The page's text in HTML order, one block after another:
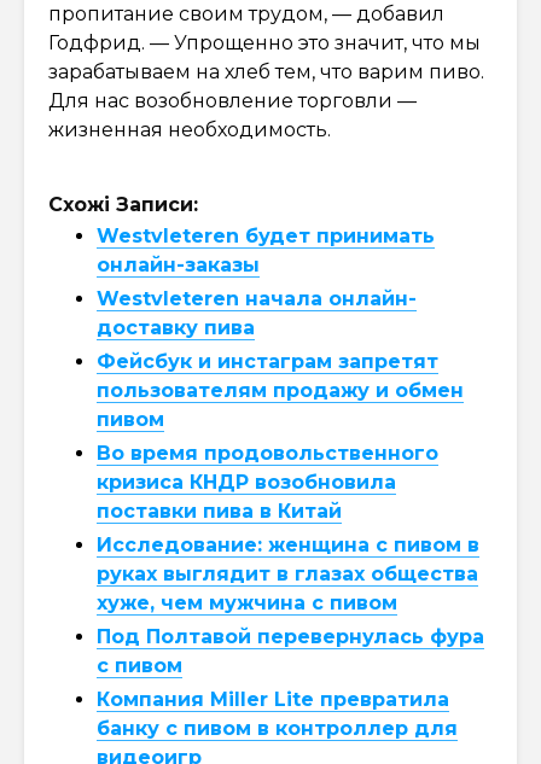
пропитание своим трудом, — добавил
Годфрид. — Упрощенно это значит, что мы
зарабатываем на хлеб тем, что варим пиво.
Для нас возобновление торговли —
жизненная необходимость.
Схожі Записи:
Westvleteren будет принимать
онлайн-заказы
Westvleteren начала онлайн-
доставку пива
Фейсбук и инстаграм запретят
пользователям продажу и обмен
пивом
Во время продовольственного
кризиса КНДР возобновила
поставки пива в Китай
Исследование: женщина с пивом в
руках выглядит в глазах общества
хуже, чем мужчина с пивом
Под Полтавой перевернулась фура
с пивом
Компания Miller Lite превратила
банку с пивом в контроллер для
видеоигр